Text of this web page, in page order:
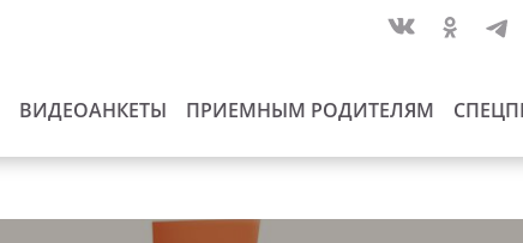
ВИДЕОАНКЕТЫ ПРИЕМНЫМ РОДИТЕЛЯМ